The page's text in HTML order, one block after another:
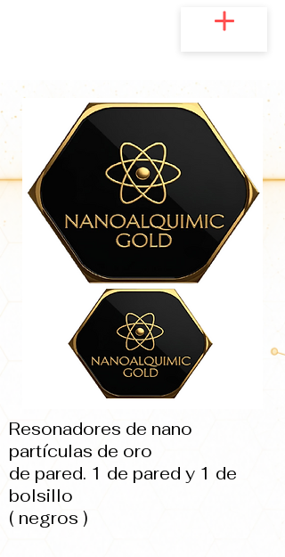
Resonadores de nano
partículas de oro
de pared. 1 de pared y 1 de
bolsillo
( negros )